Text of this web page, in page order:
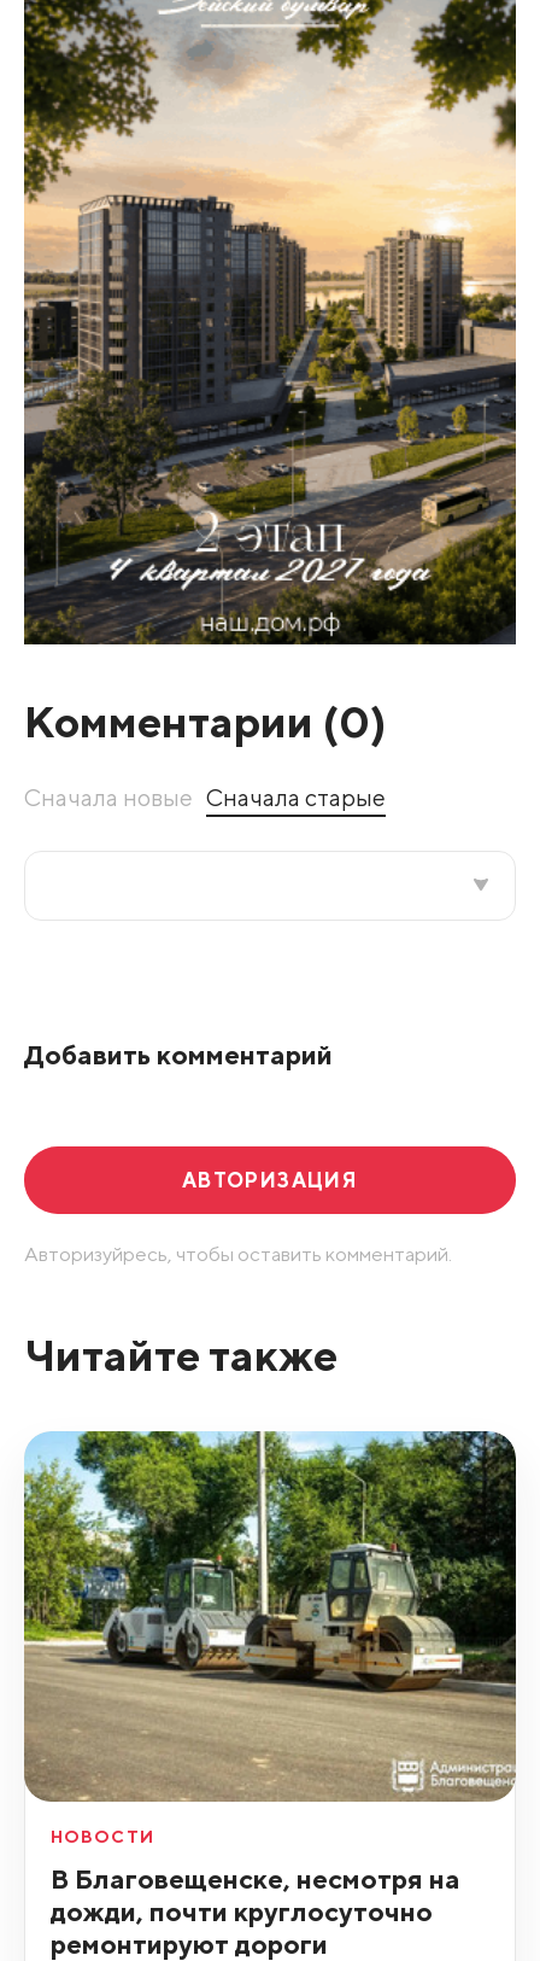
Комментарии (0)
Сначала новые Сначала старые
Добавить комментарий
АВТОРИЗАЦИЯ
Авторизуйресь, чтобы оставить комментарий.
Читайте также
НОВОСТИ
В Благовещенске, несмотря на
дожди, почти круглосуточно
ремонтируют дороги